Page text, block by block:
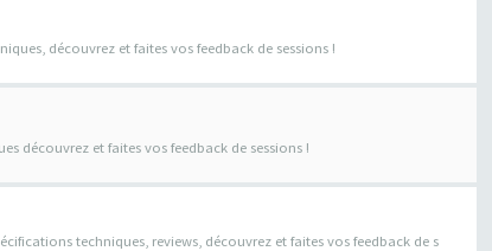
découvrez et faites vos feedback de sessions !
découvrez et faites vos feedback de sessions !
techniques, reviews, découvrez et faites vos feedback de s